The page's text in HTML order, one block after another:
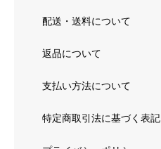
配送・送料について
返品について
支払い方法について
特定商取引法に基づく表記